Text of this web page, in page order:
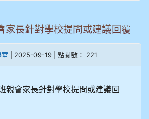
家長針對學校提問或建議回覆
室 | 2025-09-19 | 點閱數： 221
親會家長針對學校提問或建議回